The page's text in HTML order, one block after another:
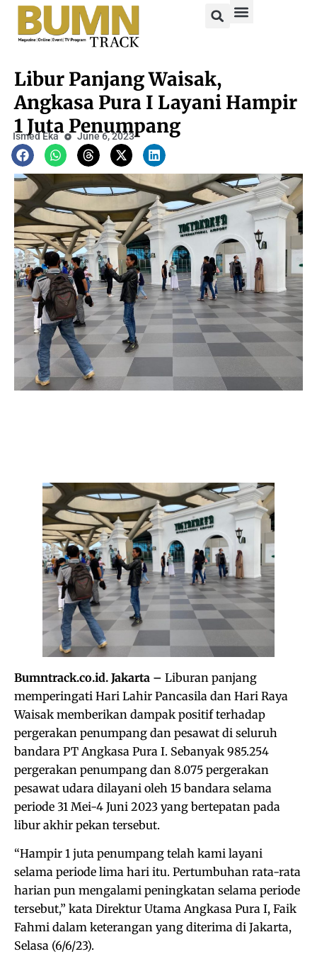
Libur Panjang Waisak,
Angkasa Pura I Layani Hampir
1 Juta Penumpang
Ismed Eka June 6, 2023
Bumntrack.co.id. Jakarta – Liburan panjang
memperingati Hari Lahir Pancasila dan Hari Raya
Waisak memberikan dampak positif terhadap
pergerakan penumpang dan pesawat di seluruh
bandara PT Angkasa Pura I. Sebanyak 985.254
pergerakan penumpang dan 8.075 pergerakan
pesawat udara dilayani oleh 15 bandara selama
periode 31 Mei-4 Juni 2023 yang bertepatan pada
libur akhir pekan tersebut.
“Hampir 1 juta penumpang telah kami layani
selama periode lima hari itu. Pertumbuhan rata-rata
harian pun mengalami peningkatan selama periode
tersebut,” kata Direktur Utama Angkasa Pura I, Faik
Fahmi dalam keterangan yang diterima di Jakarta,
Selasa (6/6/23).